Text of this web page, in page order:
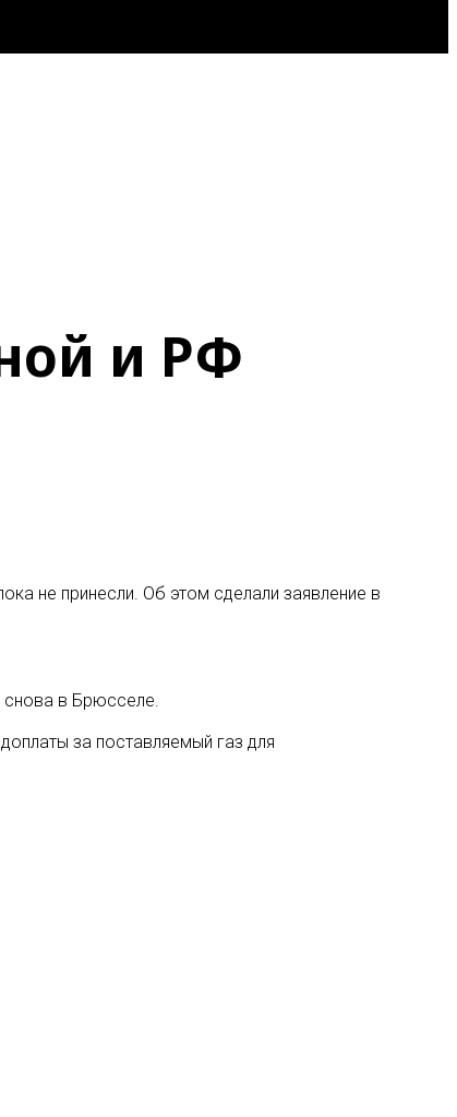
и РФ
не принесли. Об этом сделали заявление в
снова в Брюсселе.
за поставляемый газ для